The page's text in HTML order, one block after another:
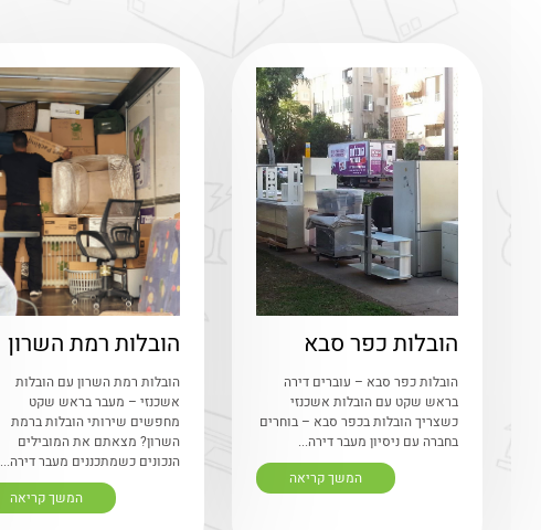
הובלות כפר סבא
הובלות כפר סבא – עוברים דירה
בראש שקט עם הובלות אשכנזי
כשצריך הובלות בכפר סבא – בוחרים
בחברה עם ניסיון מעבר דירה...
המשך קריאה
הובלות רמת השרון
הובלות רמת השרון עם הובלות
אשכנזי – מעבר בראש שקט
מחפשים שירותי הובלות ברמת
השרון? מצאתם את המובילים
הנכונים כשמתכננים מעבר דירה...
המשך קריאה